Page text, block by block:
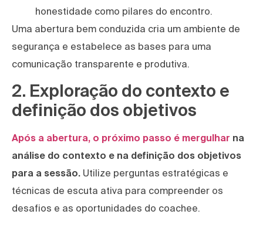
honestidade como pilares do encontro.
Uma abertura bem conduzida cria um ambiente de
segurança e estabelece as bases para uma
comunicação transparente e produtiva.
2. Exploração do contexto e
definição dos objetivos
Após a abertura, o próximo passo é mergulhar na
análise do contexto e na definição dos objetivos
para a sessão. Utilize perguntas estratégicas e
técnicas de escuta ativa para compreender os
desafios e as oportunidades do coachee.